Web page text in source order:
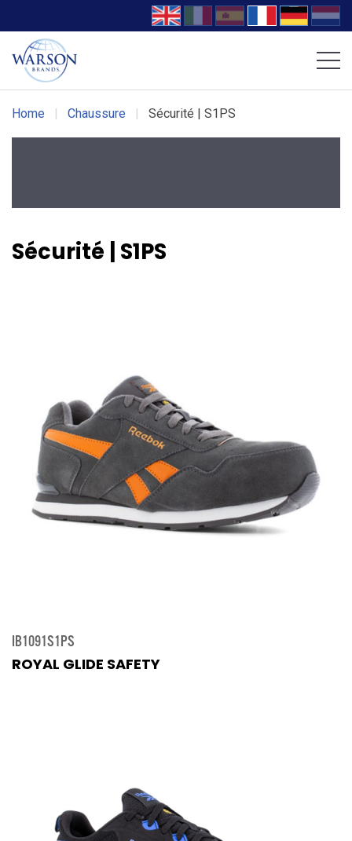
Chaussures DC WORK Crew
Home | Chaussure | Sécurité | S1PS
Sécurité | S1PS
IB1091S1PS
ROYAL GLIDE SAFETY